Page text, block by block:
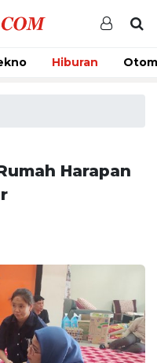
Hiburan
Harapan